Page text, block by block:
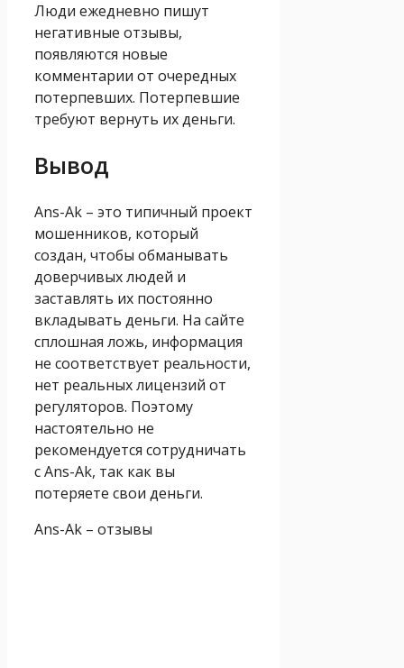
Люди ежедневно пишут
негативные отзывы,
появляются новые
комментарии от очередных
потерпевших. Потерпевшие
требуют вернуть их деньги.
Вывод
Ans-Ak – это типичный проект
мошенников, который
создан, чтобы обманывать
доверчивых людей и
заставлять их постоянно
вкладывать деньги. На сайте
сплошная ложь, информация
не соответствует реальности,
нет реальных лицензий от
регуляторов. Поэтому
настоятельно не
рекомендуется сотрудничать
с Ans-Ak, так как вы
потеряете свои деньги.
Ans-Ak – отзывы